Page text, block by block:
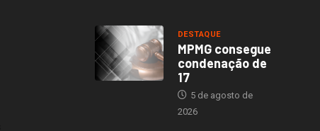
DESTAQUE
MPMG consegue
condenação de
17
5 de agosto de
2026